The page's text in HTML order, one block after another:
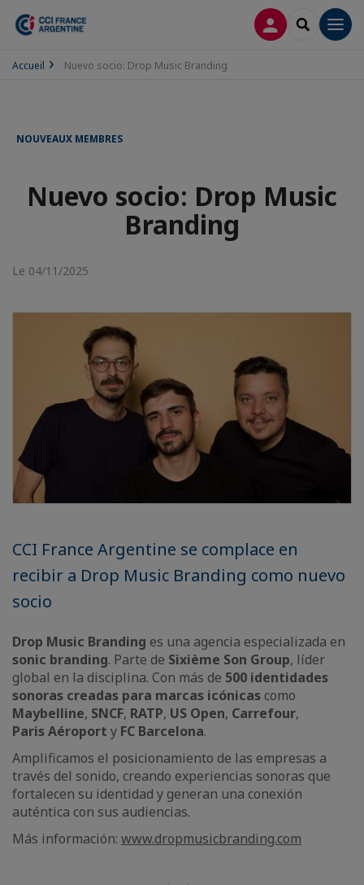
CONNEXION
Accueil Nuevo socio: Drop Music Branding
NOUVEAUX MEMBRES
Nuevo socio: Drop Music
Branding
Le 04/11/2025
CCI France Argentine se complace en
recibir a Drop Music Branding como nuevo
socio
Drop Music Branding es una agencia especializada en
sonic branding. Parte de Sixième Son Group, líder
global en la disciplina. Con más de 500 identidades
sonoras creadas para marcas icónicas como
Maybelline, SNCF, RATP, US Open, Carrefour,
Paris Aéroport y FC Barcelona.
Amplificamos el posicionamiento de las empresas a
través del sonido, creando experiencias sonoras que
fortalecen su identidad y generan una conexión
auténtica con sus audiencias.
Más información: www.dropmusicbranding.com